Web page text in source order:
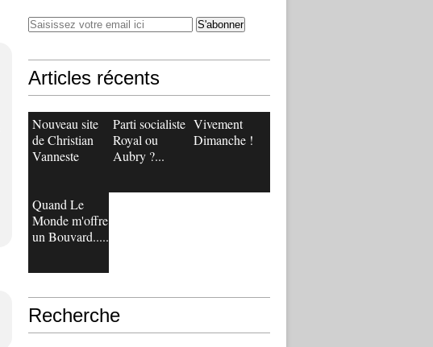
Articles récents
Nouveau site
de Christian
Vanneste
Parti socialiste :
Royal ou
Aubry ?...
Vivement
Dimanche !
Quand Le
Monde m'offre
un Bouvard.....
Recherche